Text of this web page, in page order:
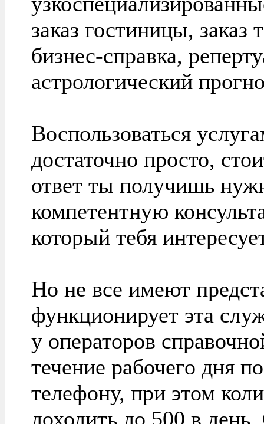
заказ гостиницы, заказ
бизнес-справка,
астрологический
Воспользоваться
достаточно просто,
ответ ты получишь
компетентную
который тебя
Но не все имеют
функционирует эта
у операторов
течение рабочего дня
телефону, при этом
доходить до 500 в